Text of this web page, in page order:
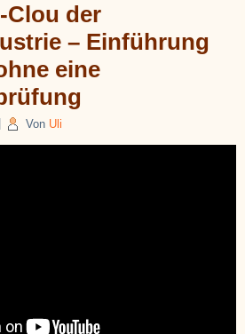
Clou der
– Einführung
eine
Von Uli